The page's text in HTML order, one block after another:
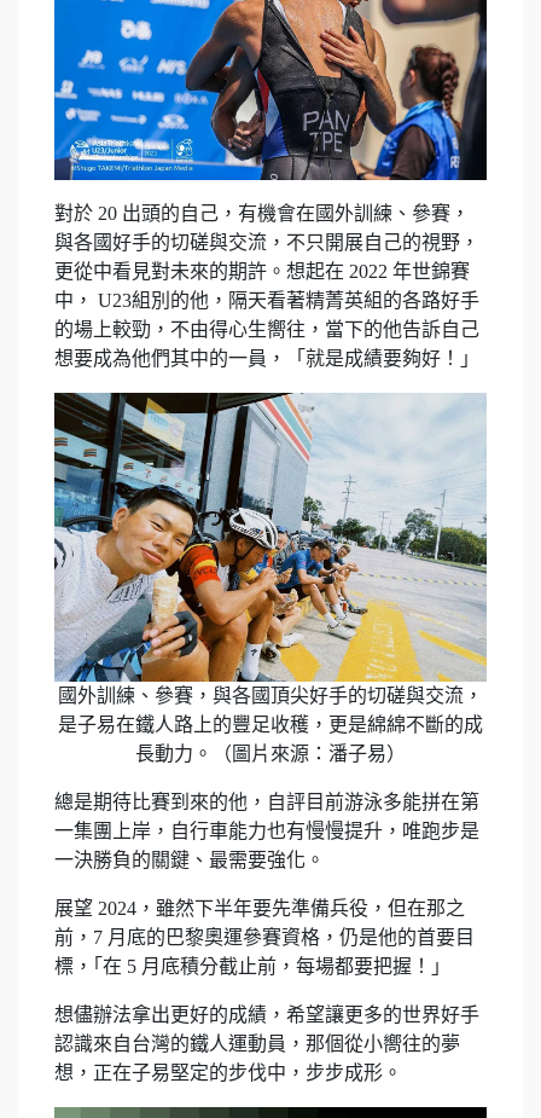
對於 20 出頭的自己，有機會在國外訓練、參賽，
與各國好手的切磋與交流，不只開展自己的視野，
更從中看見對未來的期許。想起在 2022 年世錦賽
中， U23組別的他，隔天看著精菁英組的各路好手
的場上較勁，不由得心生嚮往，當下的他告訴自己
想要成為他們其中的一員，「就是成績要夠好！」
國外訓練、參賽，與各國頂尖好手的切磋與交流，
是子易在鐵人路上的豐足收穫，更是綿綿不斷的成
長動力。（圖片來源：潘子易）
總是期待比賽到來的他，自評目前游泳多能拼在第
一集團上岸，自行車能力也有慢慢提升，唯跑步是
一決勝負的關鍵、最需要強化。
展望 2024，雖然下半年要先準備兵役，但在那之
前，7 月底的巴黎奧運參賽資格，仍是他的首要目
標，｢在 5 月底積分截止前，每場都要把握！」
想儘辦法拿出更好的成績，希望讓更多的世界好手
認識來自台灣的鐵人運動員，那個從小嚮往的夢
想，正在子易堅定的步伐中，步步成形。